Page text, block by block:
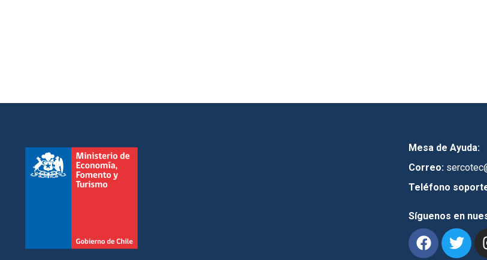
Mesa de Ayuda:
Correo:
Teléfono
Síguenos en